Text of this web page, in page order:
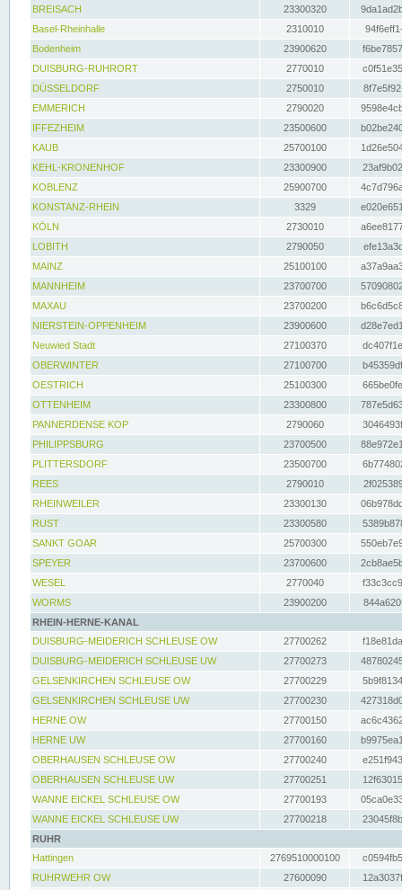
BREISACH
23300320
Basel-Rheinhalle
2310010
Bodenheim
23900620
DUISBURG-RUHRORT
2770010
DÜSSELDORF
2750010
EMMERICH
2790020
IFFEZHEIM
23500600
KAUB
25700100
KEHL-KRONENHOF
23300900
KOBLENZ
25900700
KONSTANZ-RHEIN
3329
KÖLN
2730010
LOBITH
2790050
MAINZ
25100100
MANNHEIM
23700700
MAXAU
23700200
NIERSTEIN-OPPENHEIM
23900600
Neuwied Stadt
27100370
OBERWINTER
27100700
OESTRICH
25100300
OTTENHEIM
23300800
PANNERDENSE KOP
2790060
PHILIPPSBURG
23700500
PLITTERSDORF
23500700
REES
2790010
RHEINWEILER
23300130
RUST
23300580
SANKT GOAR
25700300
SPEYER
23700600
WESEL
2770040
WORMS
23900200
RHEIN-HERNE-KANAL
DUISBURG-MEIDERICH SCHLEUSE OW
27700262
DUISBURG-MEIDERICH SCHLEUSE UW
27700273
GELSENKIRCHEN SCHLEUSE OW
27700229
GELSENKIRCHEN SCHLEUSE UW
27700230
HERNE OW
27700150
HERNE UW
27700160
OBERHAUSEN SCHLEUSE OW
27700240
OBERHAUSEN SCHLEUSE UW
27700251
WANNE EICKEL SCHLEUSE OW
27700193
WANNE EICKEL SCHLEUSE UW
27700218
RUHR
Hattingen
2769510000100
RUHRWEHR OW
27600090